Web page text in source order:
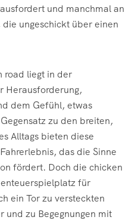
und manchmal an
ungeschickt über einen
road liegt in der
Herausforderung,
dem Gefühl, etwas
zu den breiten,
Alltags bieten diese
das die Sinne
fördert. Doch die chicken
für
ein Tor zu versteckten
und zu Begegnungen mit